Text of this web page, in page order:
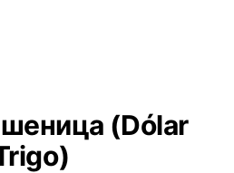
(Dólar